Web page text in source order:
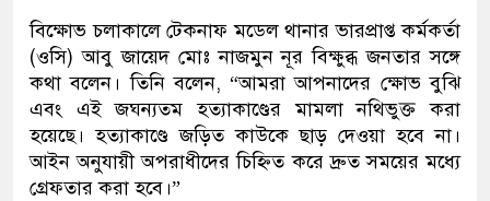
বিক্ষোভ চলাকালে টেকনাফ মডেল থানার ভারপ্রাপ্ত কর্মকর্তা
(ওসি) আবু জায়েদ মোঃ নাজমুন নূর বিক্ষুব্ধ জনতার সঙ্গে
কথা বলেন। ​তিনি বলেন, “আমরা আপনাদের ক্ষোভ বুঝি
এবং এই জঘন্যতম হত্যাকাণ্ডের মামলা নথিভুক্ত করা
হয়েছে। হত্যাকাণ্ডে জড়িত কাউকে ছাড় দেওয়া হবে না।
আইন অনুযায়ী অপরাধীদের চিহ্নিত করে দ্রুত সময়ের মধ্যে
গ্রেফতার করা হবে।”